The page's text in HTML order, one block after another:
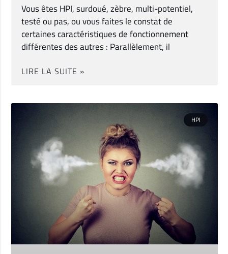
Vous êtes HPI, surdoué, zèbre, multi-potentiel,
testé ou pas, ou vous faites le constat de
certaines caractéristiques de fonctionnement
différentes des autres : Parallèlement, il
LIRE LA SUITE »
HPI